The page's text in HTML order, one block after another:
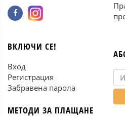
ВКЛЮЧИ СЕ!
Вход
Регистрация
Забравена парола
МЕТОДИ ЗА ПЛАЩАНЕ